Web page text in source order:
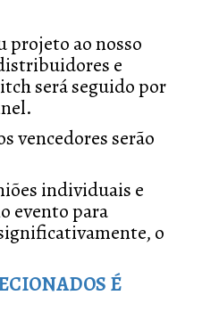
projeto ao nosso
e
será seguido por
vencedores serão
individuais e
evento para
o
É